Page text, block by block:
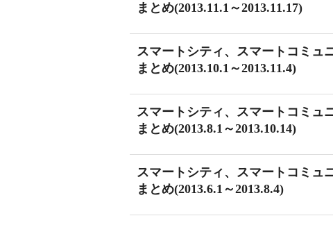
まとめ(2013.11.1～2013.11.17)
スマートシティ、スマートコミュ
まとめ(2013.10.1～2013.11.4)
スマートシティ、スマートコミュ
まとめ(2013.8.1～2013.10.14)
スマートシティ、スマートコミュ
まとめ(2013.6.1～2013.8.4)